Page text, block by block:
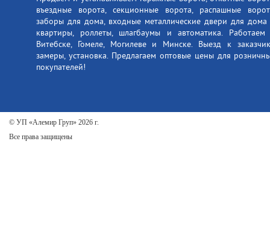
въездные ворота, секционные ворота, распашные
заборы для дома, входные металлические двери для дома
квартиры, роллеты, шлагбаумы и автоматика. Работаем
Витебске, Гомеле, Могилеве и Минске. Выезд к
замеры, установка. Предлагаем оптовые цены для
покупателей!
© УП «Алемир Груп» 2026 г.
Все права защищены